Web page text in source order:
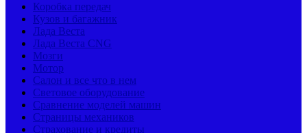
Коробка передач
Кузов и багажник
Лада Веста
Лада Веста CNG
Мозги
Мотор
Салон и все что в нем
Световое оборудование
Сравнение моделей машин
Страницы механиков
Страхование и кредиты